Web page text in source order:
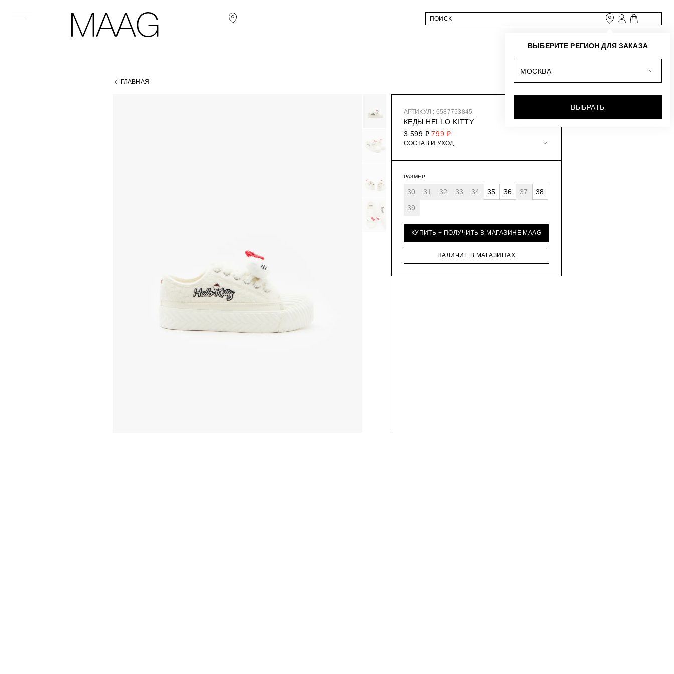
ГЛАВНАЯ
АРТИКУЛ : 6587753845
КЕДЫ HELLO KITTY
799 ₽
3 599 ₽
СОСТАВ И УХОД
РАЗМЕР
30 31 32 33 34 35 36 37
38
39
КУПИТЬ + ПОЛУЧИТЬ В МАГАЗИНЕ MAAG
НАЛИЧИЕ В МАГАЗИНАХ
ВЫБЕРИТЕ РЕГИОН ДЛЯ ЗАКАЗА
МОСКВА
ВЫБРАТЬ